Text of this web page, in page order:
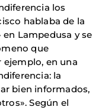
los
hablaba de la
Lampedusa y se
que
ejemplo, en una
la
bien informados,
Según el